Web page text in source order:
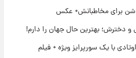
برای مخاطبانش+ عکس
دخترش؛ بهترین حال جهان را دارم!